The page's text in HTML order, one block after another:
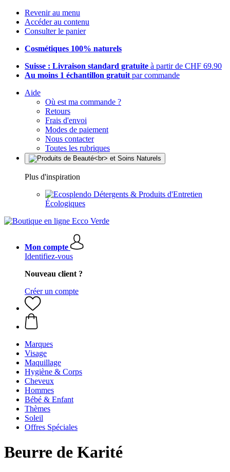
Revenir au menu
Accéder au contenu
Consulter le panier
Cosmétiques 100% naturels
Suisse : Livraison standard gratuite à partir de CHF 69.90
Au moins 1 échantillon gratuit par commande
Aide
Où est ma commande ?
Retours
Frais d'envoi
Modes de paiement
Nous contacter
Toutes les rubriques
Plus d'inspiration
Détergents & Produits d'Entretien
Écologiques
Mon compte
Identifiez-vous
Nouveau client ?
Créer un compte
Marques
Visage
Maquillage
Hygiène & Corps
Cheveux
Hommes
Bébé & Enfant
Thèmes
Soleil
Offres Spéciales
Beurre de Karité